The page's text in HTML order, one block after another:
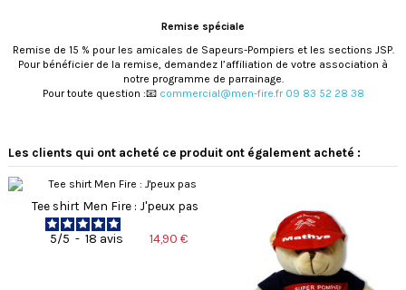
Remise spéciale
Remise de 15 % pour les amicales de Sapeurs-Pompiers et les sections JSP.
Pour bénéficier de la remise, demandez l’affiliation de votre association à
notre programme de parrainage.
Pour toute question :📧 commercial@men-fire.fr 09 83 52 28 38
Basé sur 39 avis soumis à un
contrôle
Voir tous les avis sur ce site
Excellent ! Couteau de
Marie-Laure G.
(0)Signaler
Les clients qui ont acheté ce produit ont également acheté :
Tee shirt Men Fire : J'peux pas
5/5 - 18 avis 14,90 €